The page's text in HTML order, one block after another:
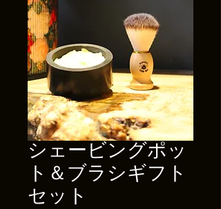
シェービングポッ
ト＆ブラシギフト
セット